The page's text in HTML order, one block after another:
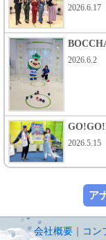
2026.6.17
2026.6.2
2026.5.15
ア
会社概要 コン